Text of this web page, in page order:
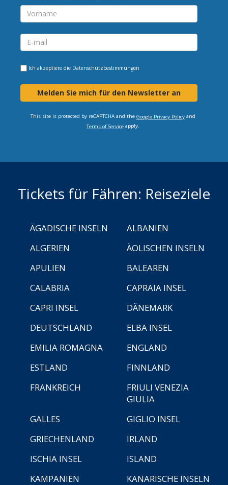
Ich akzeptiere die Datenschutzbestimmungen
Melden Sie mich für den Newsletter an
This site is protected by reCAPTCHA and the Google Privacy Policyand
Terms of Serviceapply.
Tickets für Fähren: Reiseziele
ÄGADISCHE INSELN
ALBANIEN
ALGERIEN
ÄOLISCHEN INSELN
APULIEN
BALEAREN
CALABRIA
CAPRAIA INSEL
CAPRI INSEL
DÄNEMARK
DEUTSCHLAND
ELBA INSEL
EMILIA ROMAGNA
ENGLAND
ESTLAND
FINNLAND
FRANKREICH
FRIULI VENEZIA
GIULIA
GALLES
GIGLIO INSEL
GRIECHENLAND
IRLAND
ISCHIA INSEL
ISLAND
KAMPANIEN
KANARISCHE INSELN